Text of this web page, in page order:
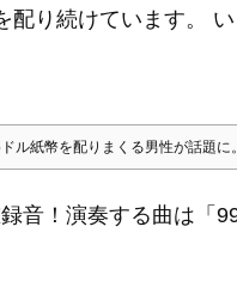
配り続けています。
ル紙幣を配りまくる男性が話題
音！演奏する曲は「